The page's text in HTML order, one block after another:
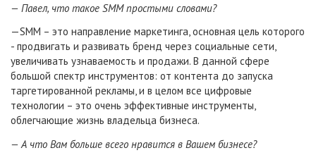
— Павел, что такое SMM простыми словами?
—SMM – это направление маркетинга, основная цель которого
- продвигать и развивать бренд через социальные сети,
увеличивать узнаваемость и продажи. В данной сфере
большой спектр инструментов: от контента до запуска
таргетированной рекламы, и в целом все цифровые
технологии – это очень эффективные инструменты,
облегчающие жизнь владельца бизнеса.
— А что Вам больше всего нравится в Вашем бизнесе?